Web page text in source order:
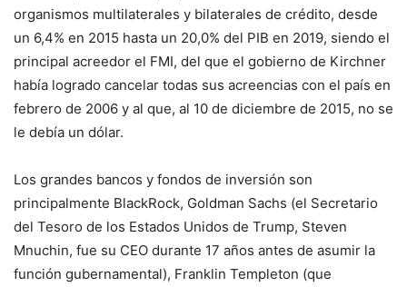
organismos multilaterales y bilaterales de crédito, desde
un 6,4% en 2015 hasta un 20,0% del PIB en 2019, siendo el
principal acreedor el FMI, del que el gobierno de Kirchner
había logrado cancelar todas sus acreencias con el país en
febrero de 2006 y al que, al 10 de diciembre de 2015, no se
le debía un dólar.
Los grandes bancos y fondos de inversión son
principalmente BlackRock, Goldman Sachs (el Secretario
del Tesoro de los Estados Unidos de Trump, Steven
Mnuchin, fue su CEO durante 17 años antes de asumir la
función gubernamental), Franklin Templeton (que